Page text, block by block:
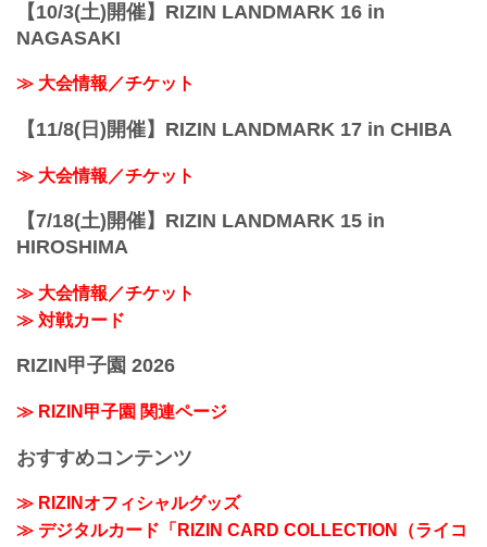
【10/3(土)開催】RIZIN LANDMARK 16 in
NAGASAKI
≫ 大会情報／チケット
【11/8(日)開催】RIZIN LANDMARK 17 in CHIBA
≫ 大会情報／チケット
【7/18(土)開催】RIZIN LANDMARK 15 in
HIROSHIMA
≫ 大会情報／チケット
≫ 対戦カード
RIZIN甲子園 2026
≫ RIZIN甲子園 関連ページ
おすすめコンテンツ
≫ RIZINオフィシャルグッズ
≫ デジタルカード「RIZIN CARD COLLECTION（ライコ